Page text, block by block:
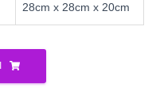
28cm x 28cm x 20cm